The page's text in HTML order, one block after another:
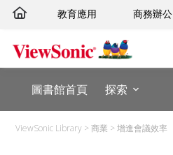
要
教育應用 商務辦公
圖書館首頁 探索
ViewSonic Library >商業 >增進會議效率